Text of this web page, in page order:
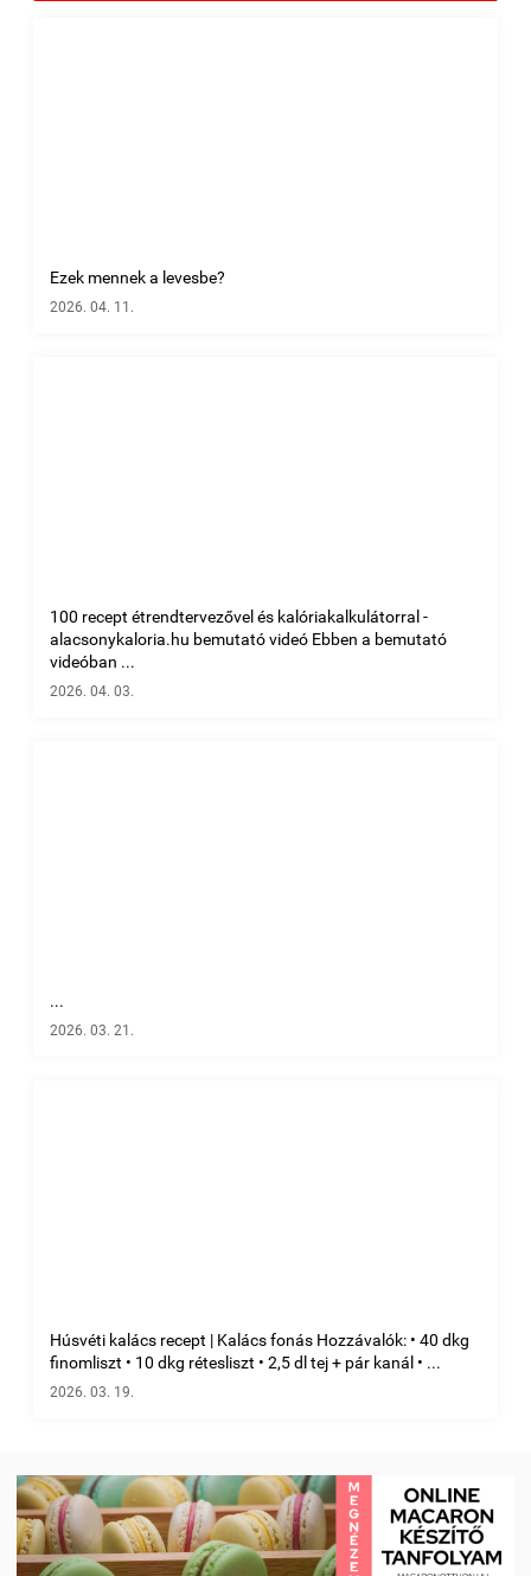
Ezek mennek a levesbe?
2026. 04. 11.
100 recept étrendtervezővel és kalóriakalkulátorral -
alacsonykaloria.hu bemutató videó Ebben a bemutató
videóban ...
2026. 04. 03.
...
2026. 03. 21.
Húsvéti kalács recept | Kalács fonás Hozzávalók: • 40 dkg
finomliszt • 10 dkg rétesliszt • 2,5 dl tej + pár kanál • ...
2026. 03. 19.